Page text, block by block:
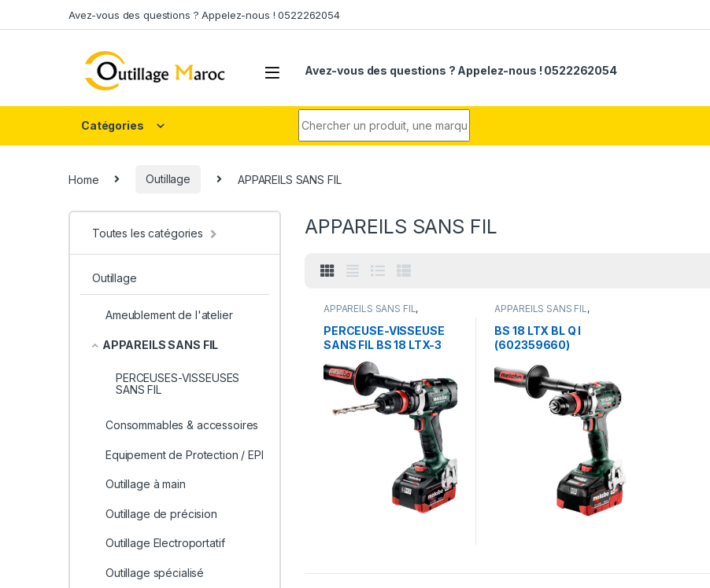
Avez-vous des questions ? Appelez-nous ! 0522262054
Avez-vous des questions ? Appelez-nous ! 0522262054
Catégories
Home Outillage APPAREILS SANS FIL
APPAREILS SANS FIL
APPAREILS SANS FIL ,
SANS FIL
PERCEUSE-VISSEUSE
SANS FIL BS 18 LTX-3
BL Q I (602355660)
APPAREILS SANS FIL ,
SANS FIL
BS 18 LTX BL Q I
(602359660)
SANS FIL
Toutes les catégories
Outillage
Ameublement de l'atelier
APPAREILS SANS FIL
PERCEUSES-VISSEUSES
SANS FIL
Consommables & accessoires
Equipement de Protection / EPI
Outillage à main
Outillage de précision
Outillage Electroportatif
Outillage spécialisé